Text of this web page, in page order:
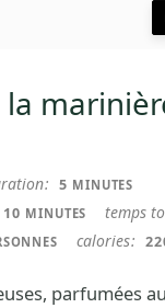
5 MINUTES
MINUTES
10 MINUTES
MINUTES temps
calories
parfumées